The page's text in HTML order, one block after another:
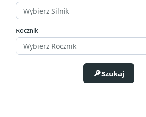
Rocznik
Szukaj